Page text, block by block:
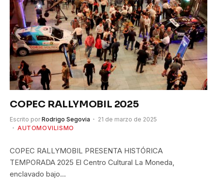
COPEC RALLYMOBIL 2025
Escrito por Rodrigo Segovia
21 de marzo de 2025
AUTOMOVILISMO
COPEC RALLYMOBIL PRESENTA HISTÓRICA
TEMPORADA 2025 El Centro Cultural La Moneda,
enclavado bajo…